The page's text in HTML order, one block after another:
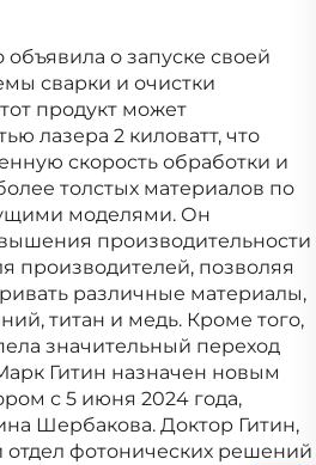
о запуске своей
сварки и очистки
продукт может
лазера 2 киловатт, что
скорость обработки и
толстых материалов по
моделями. Он
производительности
производителей, позволяя
различные материалы,
титан и медь. Кроме того,
значительный переход
Гитин назначен новым
с 5 июня 2024 года,
Шербакова. Доктор Гитин,
отдел фотонических решений